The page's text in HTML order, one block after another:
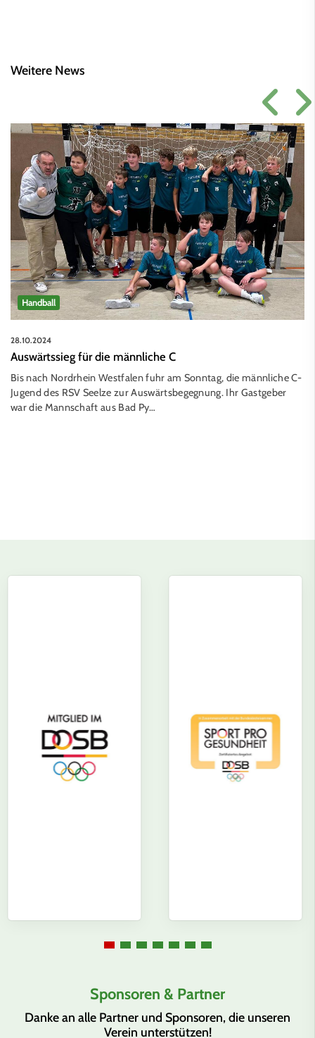
Weitere News
Handball
28.10.2024
Auswärtssieg für die männliche C
Bis nach Nordrhein Westfalen fuhr am Sonntag, die männliche C-
Jugend des RSV Seelze zur Auswärtsbegegnung. Ihr Gastgeber
war die Mannschaft aus Bad Py…
Sponsoren & Partner
Danke an alle Partner und Sponsoren, die unseren
Verein unterstützen!